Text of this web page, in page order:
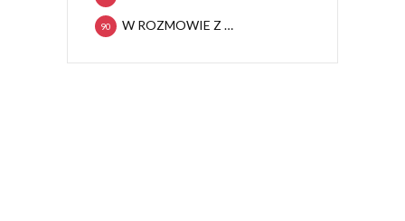
W ROZMOWIE Z …
90